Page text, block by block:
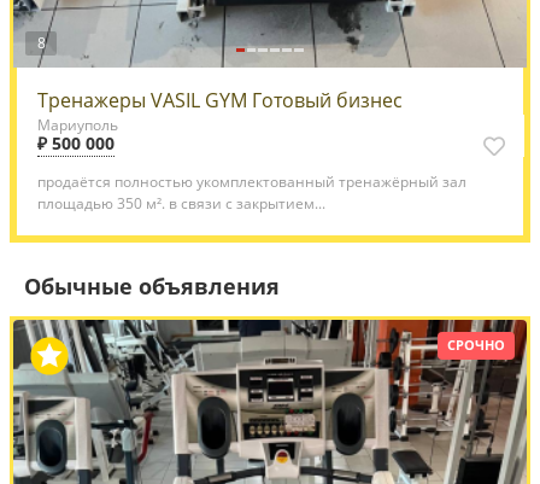
8
Тренажеры VASIL GYM Готовый бизнес
Мариуполь
₽ 500 000
продаётся полностью укомплектованный тренажёрный зал
площадью 350 м². в связи с закрытием...
Обычные объявления
СРОЧНО